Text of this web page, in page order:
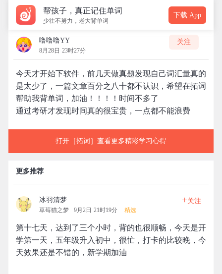
帮孩子，真正记住单词
少壮不努力，老大背单词
下载 App
噜噜噜YY
8月28日 23时27分
关注
今天才开始下软件，前几天做真题发现自己词汇量真的
是太少了，一篇文章百分之八十都不认识，希望在拓词
帮助我背单词，加油！！！！时间不多了
通过考研才发现时间真的很宝贵，一点都不能浪费
打开［拓词］查看更多精彩学习心得
更多推荐
冰羽清梦
草莓猫之梦 9月2日 21时19分 精选
+关注
第十七天，达到了三个小时，背的也很顺畅，今天是开
学第一天，五年级升入初中，很忙，打卡的比较晚，今
天效果还是不错的，新学期加油